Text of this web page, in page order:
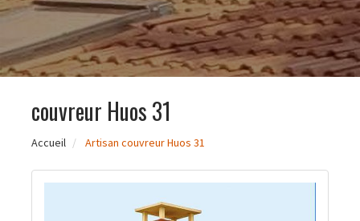
couvreur Huos 31
Accueil Artisan couvreur Huos 31